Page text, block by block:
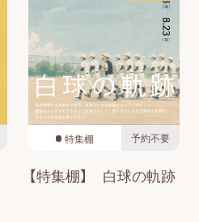
特集棚 予約不要
【特集棚】 白球の軌跡